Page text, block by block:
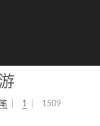
1
1509